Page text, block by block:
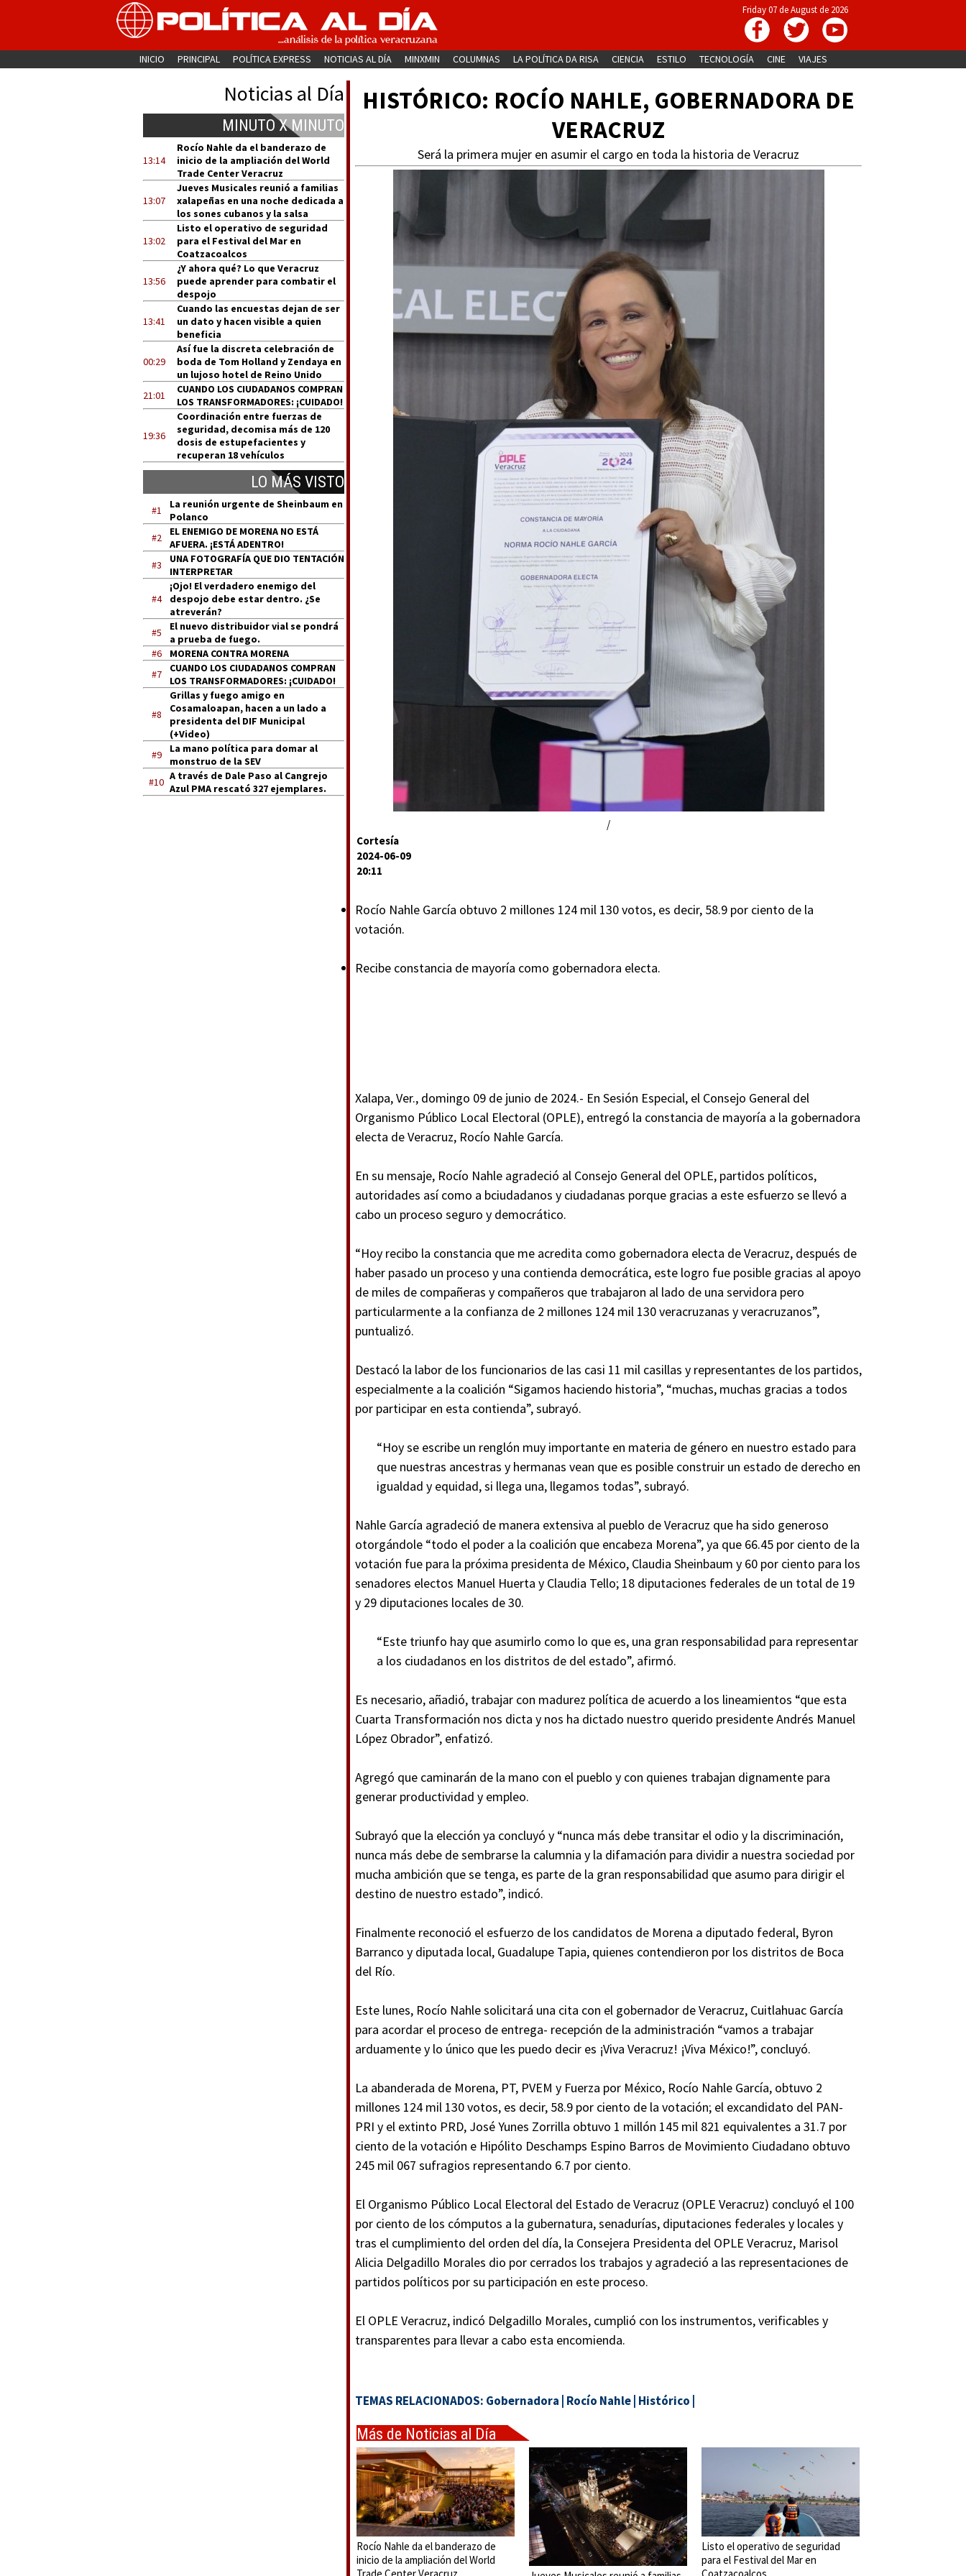
Friday 07 de August de 2026
INICIO PRINCIPAL POLÍTICA EXPRESS NOTICIAS AL DÍA MINXMIN COLUMNAS LA POLÍTICA DA RISA CIENCIA ESTILO TECNOLOGÍA CINE VIAJES
Noticias al Día
MINUTO X MINUTO
13:14
Rocío Nahle da el banderazo de
inicio de la ampliación del World
Trade Center Veracruz
13:07
Jueves Musicales reunió a familias
xalapeñas en una noche dedicada a
los sones cubanos y la salsa
13:02
Listo el operativo de seguridad
para el Festival del Mar en
Coatzacoalcos
13:56
¿Y ahora qué? Lo que Veracruz
puede aprender para combatir el
despojo
13:41
Cuando las encuestas dejan de ser
un dato y hacen visible a quien
beneficia
00:29
Así fue la discreta celebración de
boda de Tom Holland y Zendaya en
un lujoso hotel de Reino Unido
21:01
CUANDO LOS CIUDADANOS COMPRAN
LOS TRANSFORMADORES: ¡CUIDADO!
19:36
Coordinación entre fuerzas de
seguridad, decomisa más de 120
dosis de estupefacientes y
recuperan 18 vehículos
LO MÁS VISTO
#1
La reunión urgente de Sheinbaum en
Polanco
#2
EL ENEMIGO DE MORENA NO ESTÁ
AFUERA. ¡ESTÁ ADENTRO!
#3
UNA FOTOGRAFÍA QUE DIO TENTACIÓN
INTERPRETAR
#4
¡Ojo! El verdadero enemigo del
despojo debe estar dentro. ¿Se
atreverán?
#5
El nuevo distribuidor vial se pondrá
a prueba de fuego.
#6
MORENA CONTRA MORENA
#7
CUANDO LOS CIUDADANOS COMPRAN
LOS TRANSFORMADORES: ¡CUIDADO!
#8
Grillas y fuego amigo en
Cosamaloapan, hacen a un lado a
presidenta del DIF Municipal
(+Video)
#9
La mano política para domar al
monstruo de la SEV
#10 A través de Dale Paso al Cangrejo
Azul PMA rescató 327 ejemplares.
HISTÓRICO: ROCÍO NAHLE, GOBERNADORA DE
VERACRUZ
Será la primera mujer en asumir el cargo en toda la historia de Veracruz
/
Cortesía
2024-06-09
20:11
Rocío Nahle García obtuvo 2 millones 124 mil 130 votos, es decir, 58.9 por ciento de la
votación.
Recibe constancia de mayoría como gobernadora electa.
Xalapa, Ver., domingo 09 de junio de 2024.- En Sesión Especial, el Consejo General del
Organismo Público Local Electoral (OPLE), entregó la constancia de mayoría a la gobernadora
electa de Veracruz, Rocío Nahle García.
En su mensaje, Rocío Nahle agradeció al Consejo General del OPLE, partidos políticos,
autoridades así como a bciudadanos y ciudadanas porque gracias a este esfuerzo se llevó a
cabo un proceso seguro y democrático.
“Hoy recibo la constancia que me acredita como gobernadora electa de Veracruz, después de
haber pasado un proceso y una contienda democrática, este logro fue posible gracias al apoyo
de miles de compañeras y compañeros que trabajaron al lado de una servidora pero
particularmente a la confianza de 2 millones 124 mil 130 veracruzanas y veracruzanos”,
puntualizó.
Destacó la labor de los funcionarios de las casi 11 mil casillas y representantes de los partidos,
especialmente a la coalición “Sigamos haciendo historia”, “muchas, muchas gracias a todos
por participar en esta contienda”, subrayó.
“Hoy se escribe un renglón muy importante en materia de género en nuestro estado para
que nuestras ancestras y hermanas vean que es posible construir un estado de derecho en
igualdad y equidad, si llega una, llegamos todas”, subrayó.
Nahle García agradeció de manera extensiva al pueblo de Veracruz que ha sido generoso
otorgándole “todo el poder a la coalición que encabeza Morena”, ya que 66.45 por ciento de la
votación fue para la próxima presidenta de México, Claudia Sheinbaum y 60 por ciento para los
senadores electos Manuel Huerta y Claudia Tello; 18 diputaciones federales de un total de 19
y 29 diputaciones locales de 30.
“Este triunfo hay que asumirlo como lo que es, una gran responsabilidad para representar
a los ciudadanos en los distritos de del estado”, afirmó.
Es necesario, añadió, trabajar con madurez política de acuerdo a los lineamientos “que esta
Cuarta Transformación nos dicta y nos ha dictado nuestro querido presidente Andrés Manuel
López Obrador”, enfatizó.
Agregó que caminarán de la mano con el pueblo y con quienes trabajan dignamente para
generar productividad y empleo.
Subrayó que la elección ya concluyó y “nunca más debe transitar el odio y la discriminación,
nunca más debe de sembrarse la calumnia y la difamación para dividir a nuestra sociedad por
mucha ambición que se tenga, es parte de la gran responsabilidad que asumo para dirigir el
destino de nuestro estado”, indicó.
Finalmente reconoció el esfuerzo de los candidatos de Morena a diputado federal, Byron
Barranco y diputada local, Guadalupe Tapia, quienes contendieron por los distritos de Boca
del Río.
Este lunes, Rocío Nahle solicitará una cita con el gobernador de Veracruz, Cuitlahuac García
para acordar el proceso de entrega- recepción de la administración “vamos a trabajar
arduamente y lo único que les puedo decir es ¡Viva Veracruz! ¡Viva México!”, concluyó.
La abanderada de Morena, PT, PVEM y Fuerza por México, Rocío Nahle García, obtuvo 2
millones 124 mil 130 votos, es decir, 58.9 por ciento de la votación; el excandidato del PAN-
PRI y el extinto PRD, José Yunes Zorrilla obtuvo 1 millón 145 mil 821 equivalentes a 31.7 por
ciento de la votación e Hipólito Deschamps Espino Barros de Movimiento Ciudadano obtuvo
245 mil 067 sufragios representando 6.7 por ciento.
El Organismo Público Local Electoral del Estado de Veracruz (OPLE Veracruz) concluyó el 100
por ciento de los cómputos a la gubernatura, senadurías, diputaciones federales y locales y
tras el cumplimiento del orden del día, la Consejera Presidenta del OPLE Veracruz, Marisol
Alicia Delgadillo Morales dio por cerrados los trabajos y agradeció a las representaciones de
partidos políticos por su participación en este proceso.
El OPLE Veracruz, indicó Delgadillo Morales, cumplió con los instrumentos, verificables y
transparentes para llevar a cabo esta encomienda.
TEMAS RELACIONADOS: Gobernadora Rocío Nahle Histórico
Más de Noticias al Día
Rocío Nahle da el banderazo de
inicio de la ampliación del World
Trade Center Veracruz
Listo el operativo de seguridad
para el Festival del Mar en
Coatzacoalcos